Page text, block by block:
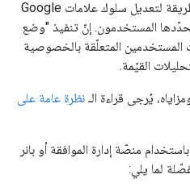
يوفّر وضع الموافقة من Google طريقة لتعديل سلوك علامات Google
يحدّدها المستخدمون. إنّ تنفيذ "وضع
المستخدمين المتعلّقة بالخصوصية
القيّمة.
يُرجى قراءة الـ نظرة عامة على
منصّة إدارة الموافقة أو بانر
لما يلي: